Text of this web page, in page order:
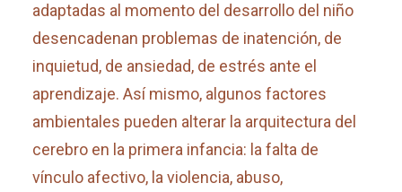
adaptadas al momento del desarrollo del niño
desencadenan problemas de inatención, de
inquietud, de ansiedad, de estrés ante el
aprendizaje. Así mismo, algunos factores
ambientales pueden alterar la arquitectura del
cerebro en la primera infancia: la falta de
vínculo afectivo, la violencia, abuso,